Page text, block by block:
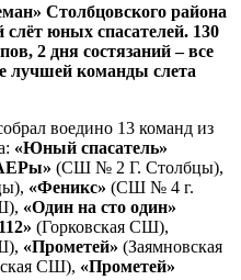
Столбцовского района
юных спасателей. 130
2 дня состязаний – все
лучшей команды слета
воедино 13 команд из
«Юный спасатель»
(СШ № 2 Г. Столбцы),
«Феникс» (СШ № 4 г.
«Один на сто один»
(Горковская СШ),
«Прометей» (Заямновская
СШ), «Прометей»